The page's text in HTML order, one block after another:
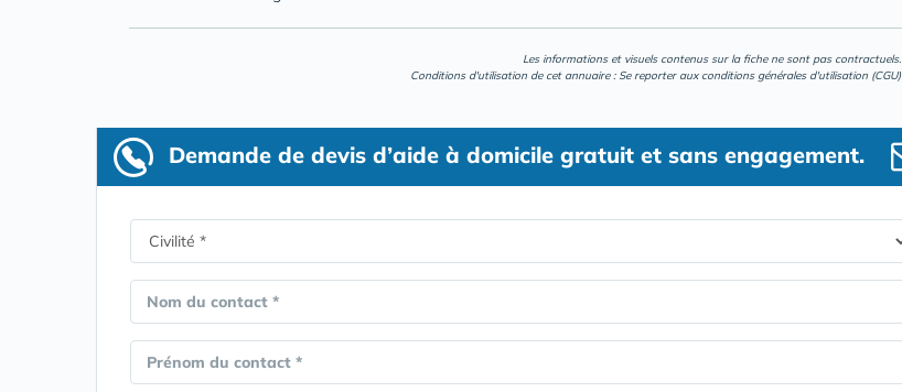
Les informations et visuels contenus sur la fiche ne sont pas contractuels.
Conditions d'utilisation de cet annuaire : Se reporter aux conditions générales d'utilisation (CGU)
Demande de devis d’aide à domicile gratuit et sans engagement.
Nom du contact *
Prénom du contact *